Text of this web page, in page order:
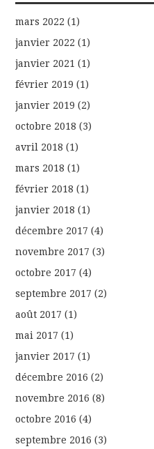
mars 2022 (1)
janvier 2022 (1)
janvier 2021 (1)
février 2019 (1)
janvier 2019 (2)
octobre 2018 (3)
avril 2018 (1)
mars 2018 (1)
février 2018 (1)
janvier 2018 (1)
décembre 2017 (4)
novembre 2017 (3)
octobre 2017 (4)
septembre 2017 (2)
août 2017 (1)
mai 2017 (1)
janvier 2017 (1)
décembre 2016 (2)
novembre 2016 (8)
octobre 2016 (4)
septembre 2016 (3)